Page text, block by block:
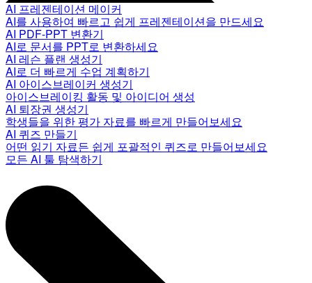
AI 프레젠테이션 메이커
AI를 사용하여 빠르고 쉽게 프레젠테이션을 만드세요
AI PDF-PPT 변환기
AI로 문서를 PPT로 변환하세요
AI 레슨 플랜 생성기
AI로 더 빠르게 수업 계획하기
AI 아이스브레이커 생성기
아이스브레이킹 활동 및 아이디어 생성
AI 퇴장권 생성기
학생들을 위한 평가 자료를 빠르게 만들어보세요
AI 퀴즈 만들기
어떤 읽기 자료든 쉽게 포괄적인 퀴즈로 만들어보세요
모든 AI 툴 탐색하기